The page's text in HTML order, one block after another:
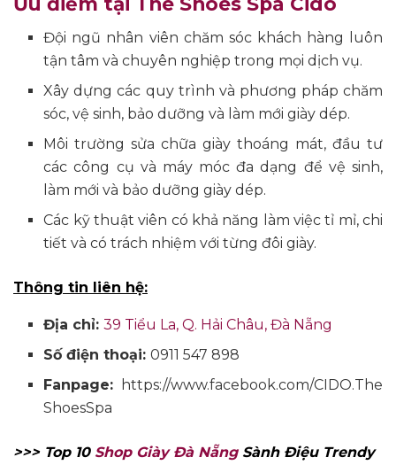
Đội ngũ nhân viên chăm sóc khách hàng luôn
tận tâm và chuyên nghiệp trong mọi dịch vụ.
Xây dựng các quy trình và phương pháp chăm
sóc, vệ sinh, bảo dưỡng và làm mới giày dép.
Môi trường sửa chữa giày thoáng mát, đầu tư
các công cụ và máy móc đa dạng để vệ sinh,
làm mới và bảo dưỡng giày dép.
Các kỹ thuật viên có khả năng làm việc tỉ mỉ, chi
tiết và có trách nhiệm với từng đôi giày.
Thông tin liên hệ:
Địa chỉ:39 Tiểu La, Q. Hải Châu, Đà Nẵng
Số điện thoại:0911 547 898
Fanpage:
https://www.facebook.com/CIDO.The
ShoesSpa
>>> Top 10 Shop Giày Đà NẵngSành Điệu Trendy